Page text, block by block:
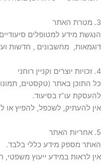
3. מטרת האתר
הנגשת מידע למטופלים
דוגמאות, מחשבונים , חדשות
4. זכויות יוצרים וקניין רוחני
כל התוכן באתר (טקסטים,
להעסקת עו”ז בסיעוד.
אין להעתיק, לשכפל, להפיץ
5. אחריות האתר
האתר מספק מידע כללי בלבד.
אין לראות במידע ייעוץ משפטי,